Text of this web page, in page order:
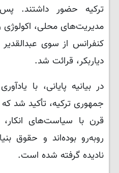
ترکیه حضور داشتند.
مدیریت‌های محلی، اکولوژی
کنفرانس از سوی
دیاربکر، قرائت شد.
در بیانیه پایانی، با
جمهوری ترکیه، تأکید شد
قرن با سیاست‌های
روبه‌رو بوده‌اند و حقوق
نادیده گرفته شده است.